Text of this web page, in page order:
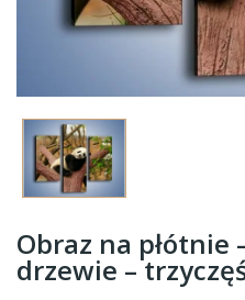
Obraz na płótnie
drzewie –